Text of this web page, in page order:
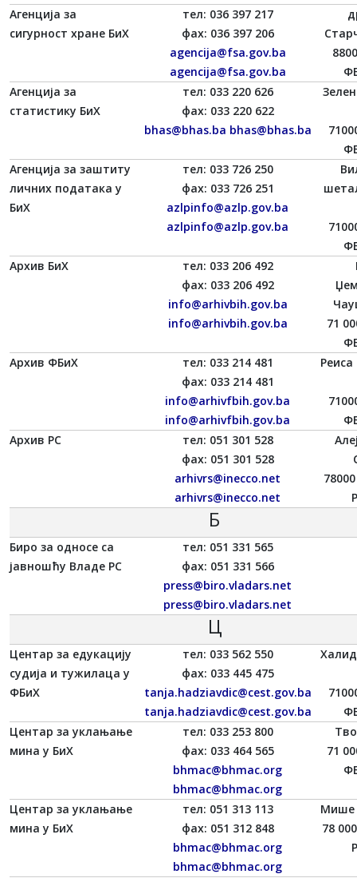
Агенција за
сигурност хране БиХ
тел: 036 397 217
фаx: 036 397 206
agencija@fsa.gov.ba
agencija@fsa.gov.ba
Агенција за
статистику БиХ
тел: 033 220 626
фаx: 033 220 622
bhas@bhas.ba bhas@bhas.ba
Агенција за заштиту
личних података у
БиХ
тел: 033 726 250
фаx: 033 726 251
azlpinfo@azlp.gov.ba
azlpinfo@azlp.gov.ba
Архив БиХ
тел: 033 206 492
фаx: 033 206 492
info@arhivbih.gov.ba
info@arhivbih.gov.ba
71
Архив ФБиХ
тел: 033 214 481
фаx: 033 214 481
info@arhivfbih.gov.ba
info@arhivfbih.gov.ba
Архив РС
тел: 051 301 528
фаx: 051 301 528
arhivrs@inecco.net
arhivrs@inecco.net
Б
Биро за односе са
јавношћу Владе РС
тел: 051 331 565
фаx: 051 331 566
press@biro.vladars.net
press@biro.vladars.net
Ц
Центар за едукацију
судија и тужилаца у
ФБиХ
тел: 033 562 550
фаx: 033 445 475
tanja.hadziavdic@cest.gov.ba
tanja.hadziavdic@cest.gov.ba
Центар за уклањање
мина у БиХ
тел: 033 253 800
фаx: 033 464 565
bhmac@bhmac.org
bhmac@bhmac.org
71
Центар за уклањање
мина у БиХ
тел: 051 313 113
фаx: 051 312 848
bhmac@bhmac.org
bhmac@bhmac.org
Мише
78